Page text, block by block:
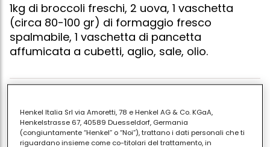
1kg di broccoli freschi, 2 uova, 1 vaschetta
(circa 80-100 gr) di formaggio fresco
spalmabile, 1 vaschetta di pancetta
affumicata a cubetti, aglio, sale, olio.
abbondante acqua. nel frattempo, far bollire e
rassodare le 2 uova, toglierle dal guscio e tagliarle a
Henkel Italia Srl via Amoretti, 78 e Henkel AG & Co. KGaA,
Henkelstrasse 67, 40589 Duesseldorf, Germania
(congiuntamente “Henkel” o “Noi”), trattano i dati personali che ti
riguardano insieme come co-titolari del trattamento, in